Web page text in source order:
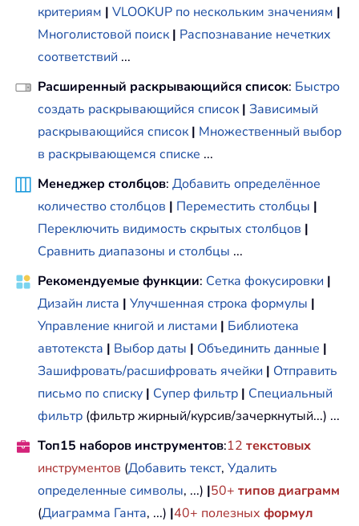
критериям | VLOOKUP по нескольким значениям |
Многолистовой поиск | Распознавание нечетких
соответствий ...
Расширенный раскрывающийся список: Быстро
создать раскрывающийся список | Зависимый
раскрывающийся список | Множественный выбор
в раскрывающемся списке ...
Менеджер столбцов: Добавить определённое
количество столбцов | Переместить столбцы |
Переключить видимость скрытых столбцов |
Сравнить диапазоны и столбцы ...
Рекомендуемые функции: Сетка фокусировки |
Дизайн листа | Улучшенная строка формулы |
Управление книгой и листами | Библиотека
автотекста | Выбор даты | Объединить данные |
Зашифровать/расшифровать ячейки | Отправить
письмо по списку | Супер фильтр | Специальный
фильтр (фильтр жирный/курсив/зачеркнутый...) ...
Топ15 наборов инструментов:12 текстовых
инструментов (Добавить текст, Удалить
определенные символы, ...) |50+ типов диаграмм
(Диаграмма Ганта, ...) |40+ полезных формул